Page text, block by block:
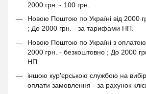
2000 грн. - 100 грн.
Новою Поштою по Україні від 2000
; До 2000 грн. - за тарифами НП.
Новою Поштою по Україні з оплатою
2000 грн. - безкоштовно ; До 2000
НП
іншою кур'єрською службою на вибір
оплати замовлення - за рахунок